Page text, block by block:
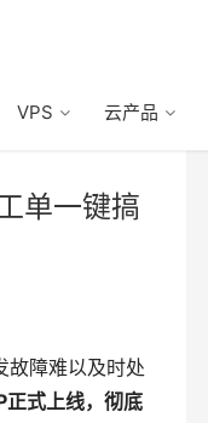
VPS 云产品
单一键搞
故障难以及时处
式上线，彻底